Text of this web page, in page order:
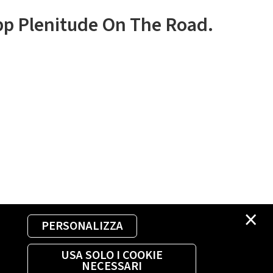
×
PERSONALIZZA
USA SOLO I COOKIE
NECESSARI
Plenitude On The Road.